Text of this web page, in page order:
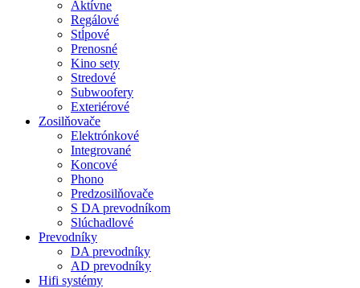
Aktívne
Regálové
Stĺpové
Prenosné
Kino sety
Stredové
Subwoofery
Exteriérové
Zosilňovače
Elektrónkové
Integrované
Koncové
Phono
Predzosilňovače
S DA prevodníkom
Slúchadlové
Prevodníky
DA prevodníky
AD prevodníky
Hifi systémy